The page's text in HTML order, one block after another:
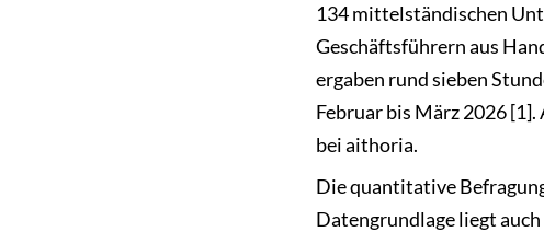
134 mittelständischen
Geschäftsführern aus
ergaben rund sieben
Februar bis März 2026
bei aithoria.
Die quantitative
Datengrundlage liegt auch